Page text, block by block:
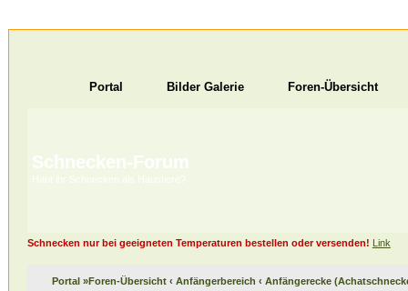
Portal Bilder Galerie Foren-Übersicht
Schnecken-Forum
Habt ihr Schnecken als Haustiere?
Schnecken nur bei geeigneten Temperaturen bestellen oder versenden! Link
Portal»Foren-Übersicht ‹ Anfängerbereich ‹ Anfängerecke